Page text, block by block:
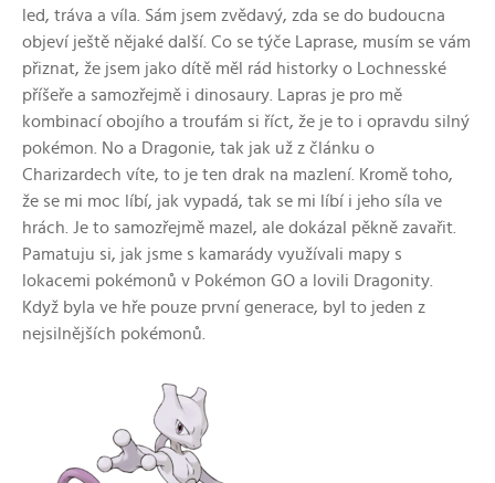
led, tráva a víla. Sám jsem zvědavý, zda se do budoucna
objeví ještě nějaké další. Co se týče Laprase, musím se vám
přiznat, že jsem jako dítě měl rád historky o Lochnesské
příšeře a samozřejmě i dinosaury. Lapras je pro mě
kombinací obojího a troufám si říct, že je to i opravdu silný
pokémon. No a Dragonie, tak jak už z článku o
Charizardech víte, to je ten drak na mazlení. Kromě toho,
že se mi moc líbí, jak vypadá, tak se mi líbí i jeho síla ve
hrách. Je to samozřejmě mazel, ale dokázal pěkně zavařit.
Pamatuju si, jak jsme s kamarády využívali mapy s
lokacemi pokémonů v Pokémon GO a lovili Dragonity.
Když byla ve hře pouze první generace, byl to jeden z
nejsilnějších pokémonů.